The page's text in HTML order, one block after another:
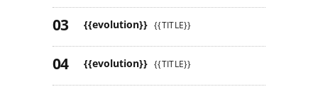
{{evolution}} {{TITLE}}
{{evolution}} {{TITLE}}